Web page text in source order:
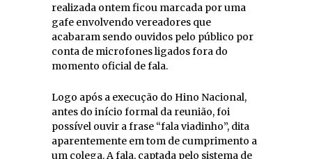
realizada ontem ficou marcada por uma
gafe envolvendo vereadores que
acabaram sendo ouvidos pelo público por
conta de microfones ligados fora do
momento oficial de fala.
Logo após a execução do Hino Nacional,
antes do início formal da reunião, foi
possível ouvir a frase “fala viadinho”, dita
aparentemente em tom de cumprimento a
um colega. A fala, captada pelo sistema de